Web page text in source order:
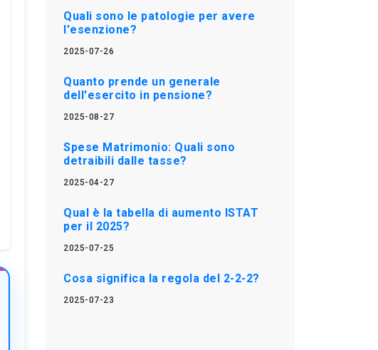
Quali sono le patologie per avere
l'esenzione?
2025-07-26
Quanto prende un generale
dell'esercito in pensione?
2025-08-27
Spese Matrimonio: Quali sono
detraibili dalle tasse?
2025-04-27
Qual è la tabella di aumento ISTAT
per il 2025?
2025-07-25
Cosa significa la regola del 2-2-2?
2025-07-23